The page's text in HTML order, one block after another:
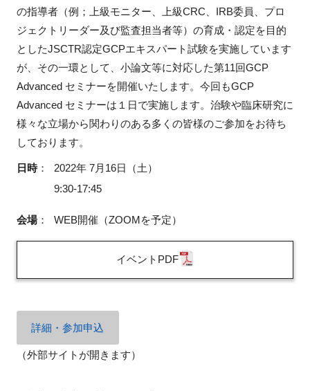
ニュース・掲示板
LINK-Jを知る
特別会員
施設・アクセス
FAQ
の指導者（例；上級モニター、上級CRC、IRB委員、プロ
ジェクトリーダー及び監査担当者等）の育成・認定を目的
としたJSCTR認定GCPエキスパート試験を実施しています
が、その一環として、小論文等に対応した第11回GCP
Advanced セミナーを開催いたします。今回もGCP
Advanced セミナーは１日で実施します。治験や臨床研究に
様々な立場から関わりのある多くの皆様のご参加をお待ち
しております。
日時：
2022年 7月16日（土）
9:30-17:45
会場： WEB開催（ZOOMを予定）
イベントPDF
詳細・参加申込
（外部サイトが開きます）